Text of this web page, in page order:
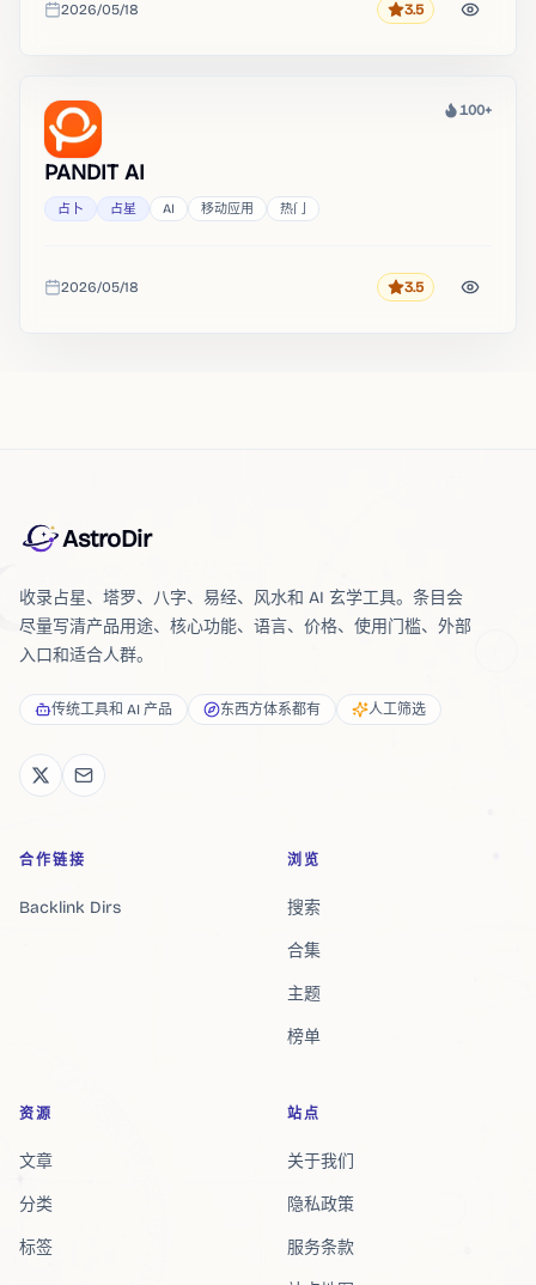
收录时间
2026/05/18 评分3.5
热度
100+
PANDIT AI
占卜 占星 AI 移动应用 热门
收录时间
2026/05/18 评分3.5
AstroDir
收录占星、塔罗、八字、易经、风水和 AI 玄学工具。条目会
尽量写清产品用途、核心功能、语言、价格、使用门槛、外部
入口和适合人群。
传统工具和 AI 产品 东西方体系都有 人工筛选
合作链接
Backlink Dirs
浏览
搜索
合集
主题
榜单
资源
文章
分类
标签
站点
关于我们
隐私政策
服务条款